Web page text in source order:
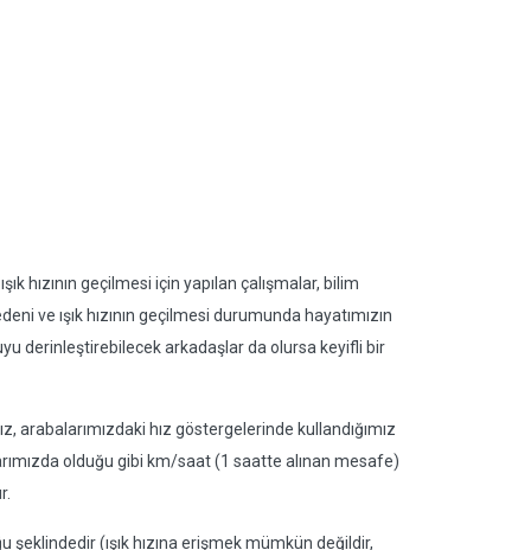
hızının geçilmesi için yapılan çalışmalar, bilim
ve ışık hızının geçilmesi durumunda hayatımızın
derinleştirebilecek arkadaşlar da olursa keyifli bir
arabalarımızdaki hız göstergelerinde kullandığımız
olduğu gibi km/saat (1 saatte alınan mesafe)
şeklindedir (ışık hızına erişmek mümkün değildir,